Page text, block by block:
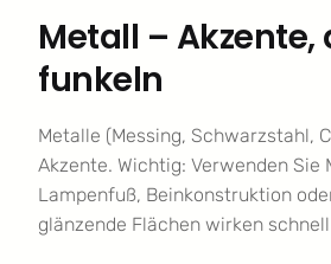
Metall – Akzente,
funkeln
Metalle (Messing, Schwarzstahl,
Akzente. Wichtig: Verwenden Sie
Lampenfuß, Beinkonstruktion
glänzende Flächen wirken